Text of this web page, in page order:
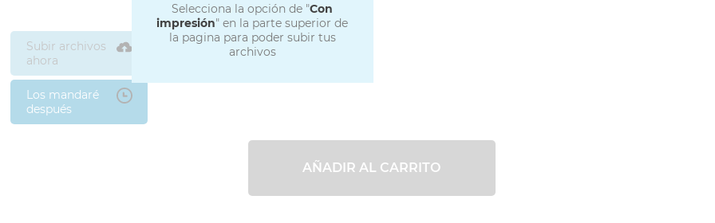
Selecciona la opción de "Con
impresión" en la parte superior de
la pagina para poder subir tus
archivos
Subir archivos
ahora
Los mandaré
después
AÑADIR AL CARRITO